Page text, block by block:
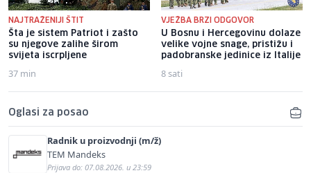
NAJTRAŽENIJI ŠTIT
Šta je sistem Patriot i zašto
su njegove zalihe širom
svijeta iscrpljene
37 min
VJEŽBA BRZI ODGOVOR
U Bosnu i Hercegovinu dolaze
velike vojne snage, pristižu i
padobranske jedinice iz Italije
8 sati
Oglasi za posao
Radnik u proizvodnji (m/ž)
TEM Mandeks
Prijava do: 07.08.2026. u 23:59